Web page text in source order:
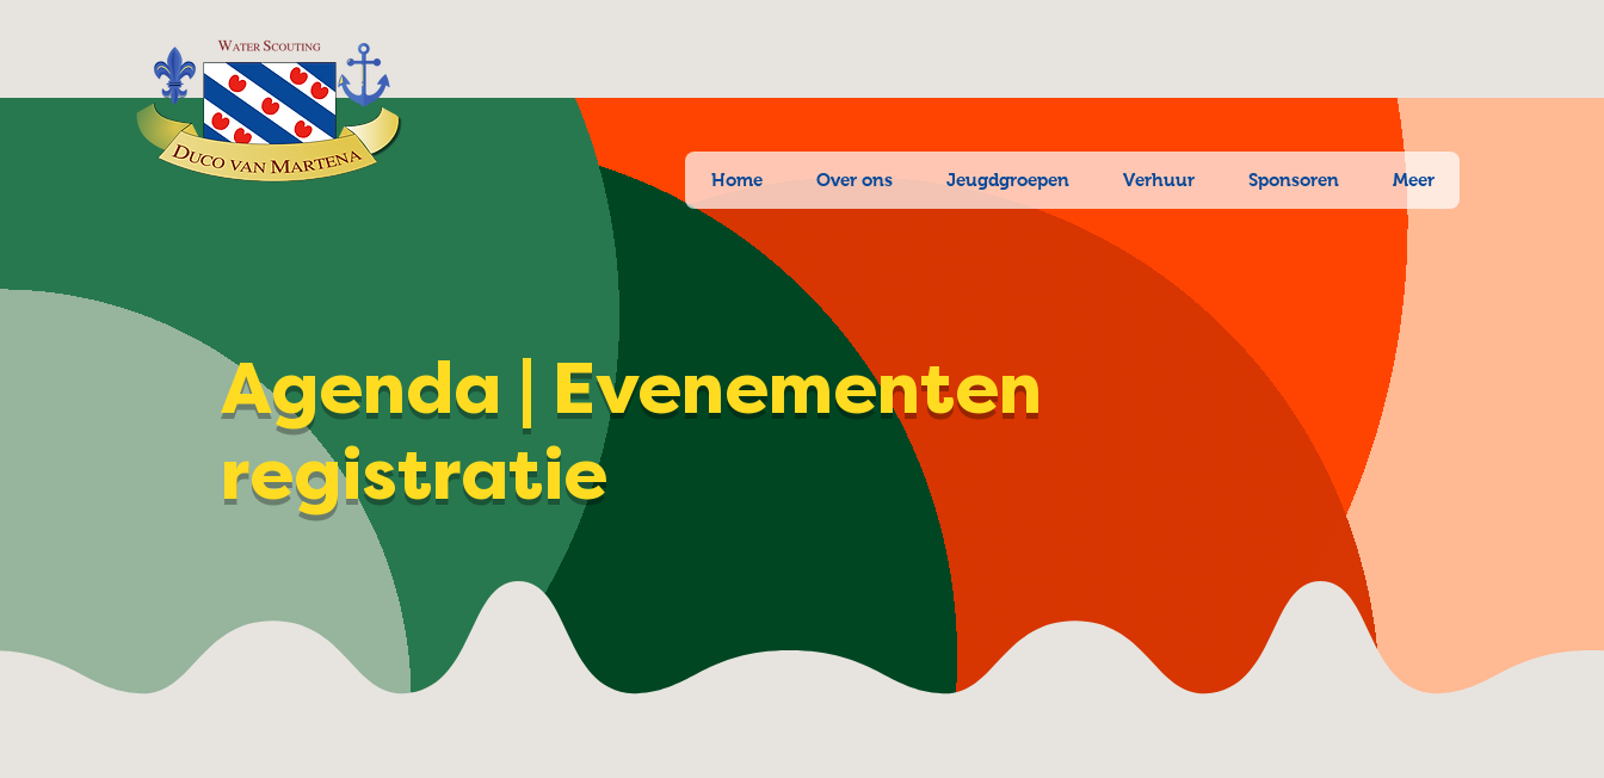
Home Over ons Jeugdgroepen Verhuur Sponsoren Meer
Agenda | Evenementen
registratie